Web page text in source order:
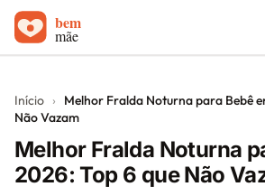
Carrinhos de bebê
Sobre
Início ›
Melhor Fralda Noturna para Bebê
Não Vazam
Melhor Fralda Noturna
2026: Top 6 que Não